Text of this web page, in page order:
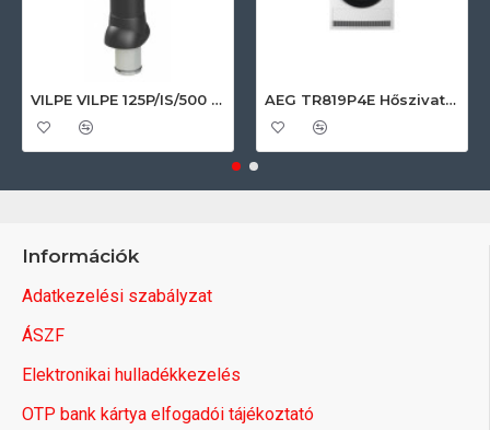
VILPE VILPE 125P/IS/500 FLOW tetőszellőző, fekete Szellőztető ventilátor tartozékok AEG TR819P4E Hőszivattyús szárítógép
Információk
Adatkezelési szabályzat
ÁSZF
Elektronikai hulladékkezelés
OTP bank kártya elfogadói tájékoztató